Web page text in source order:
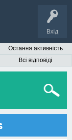
Вхід
Остання активність
Всі відповіді